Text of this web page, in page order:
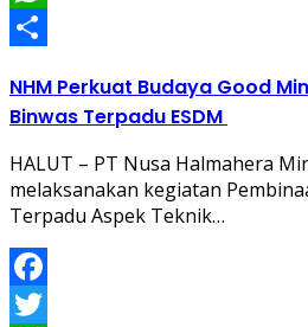
WhatsApp
NHM Perkuat Budaya Good
Binwas Terpadu ESDM
HALUT – PT Nusa Halmahera
melaksanakan kegiatan
Terpadu Aspek Teknik…
Facebook